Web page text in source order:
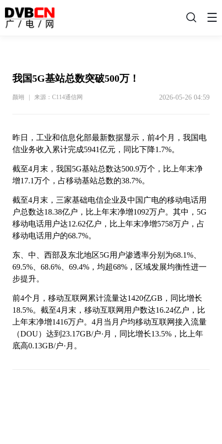
搜
我国5G基站总数突破500万！
颜翊 | 来源：C114通信网 2026-05-26 04:59
昨日，工业和信息化部最新数据显示，前4个月，我国电
信业务收入累计完成5941亿元，同比下降1.7%。
截至4月末，我国5G基站总数达500.9万个，比上年末净
增17.1万个，占移动基站总数的38.7%。
截至4月末，三家基础电信企业及中国广电的移动电话用
户总数达18.38亿户，比上年末净增1092万户。其中，5G
移动电话用户达12.62亿户，比上年末净增5758万户，占
移动电话用户的68.7%。
东、中、西部及东北地区5G用户渗透率分别为68.1%、
69.5%、68.6%、69.4%，均超68%，区域发展均衡性进一
步提升。
前4个月，移动互联网累计流量达1420亿GB，同比增长
18.5%。截至4月末，移动互联网用户数达16.24亿户，比
上年末净增1416万户。4月当月户均移动互联网接入流量
（DOU）达到23.17GB/户·月，同比增长13.5%，比上年
底高0.13GB/户·月。